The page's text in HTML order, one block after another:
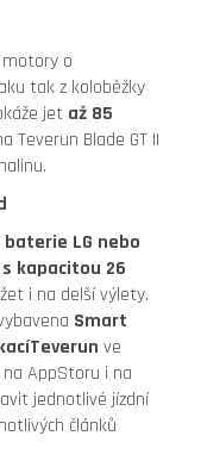
o
tak z koloběžky
jet až 85
Teverun Blade GT II
baterie LG nebo
s kapacitou 26
i na delší výlety.
Smart
Teverun ve
AppStoru i na
jednotlivé jízdní
článků